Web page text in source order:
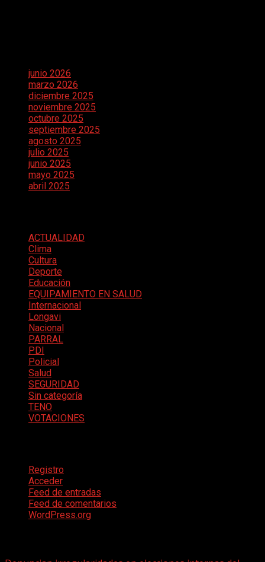
junio 2026
marzo 2026
diciembre 2025
noviembre 2025
octubre 2025
septiembre 2025
agosto 2025
julio 2025
junio 2025
mayo 2025
abril 2025
ACTUALIDAD
Clima
Cultura
Deporte
Educación
EQUIPAMIENTO EN SALUD
Internacional
Longavi
Nacional
PARRAL
PDI
Policial
Salud
SEGURIDAD
Sin categoría
TENO
VOTACIONES
Registro
Acceder
Feed de entradas
Feed de comentarios
WordPress.org